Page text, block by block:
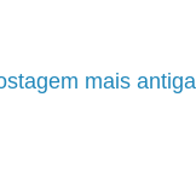
mais antiga